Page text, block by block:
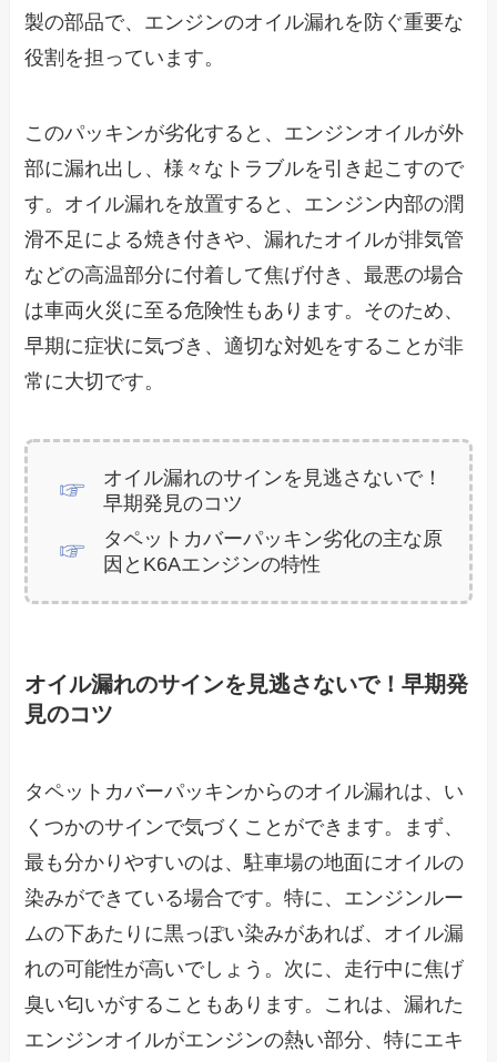
製の部品で、エンジンのオイル漏れを防ぐ重要な
役割を担っています。
このパッキンが劣化すると、エンジンオイルが外
部に漏れ出し、様々なトラブルを引き起こすので
す。オイル漏れを放置すると、エンジン内部の潤
滑不足による焼き付きや、漏れたオイルが排気管
などの高温部分に付着して焦げ付き、最悪の場合
は車両火災に至る危険性もあります。そのため、
早期に症状に気づき、適切な対処をすることが非
常に大切です。
オイル漏れのサインを見逃さないで！
早期発見のコツ
タペットカバーパッキン劣化の主な原
因とK6Aエンジンの特性
オイル漏れのサインを見逃さないで！早期発
見のコツ
タペットカバーパッキンからのオイル漏れは、い
くつかのサインで気づくことができます。まず、
最も分かりやすいのは、駐車場の地面にオイルの
染みができている場合です。特に、エンジンルー
ムの下あたりに黒っぽい染みがあれば、オイル漏
れの可能性が高いでしょう。次に、走行中に焦げ
臭い匂いがすることもあります。これは、漏れた
エンジンオイルがエンジンの熱い部分、特にエキ